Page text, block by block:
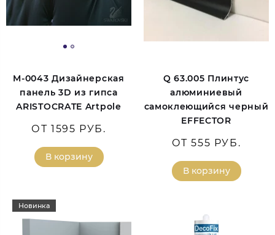
M-0043 Дизайнерская
панель 3D из гипса
ARISTOCRATE Artpole
ОТ 1595 РУБ.
В корзину
Q 63.005 Плинтус
алюминиевый
самоклеющийся черный
EFFECTOR
ОТ 555 РУБ.
В корзину
Новинка